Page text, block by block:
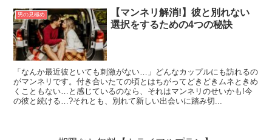
男の見極め
【マンネリ解消!】彼と別れない
選択をするための4つの秘訣
「なんか最近彼といても刺激がない…」どんなカップルにも訪れるの
がマンネリです。付き合いたての頃とはちがってどきどきムネときめ
くこともない…と感じているのなら、それはマンネリのせいかも!今
の彼と続ける…?それとも、別れて新しい出会いに踏み切...